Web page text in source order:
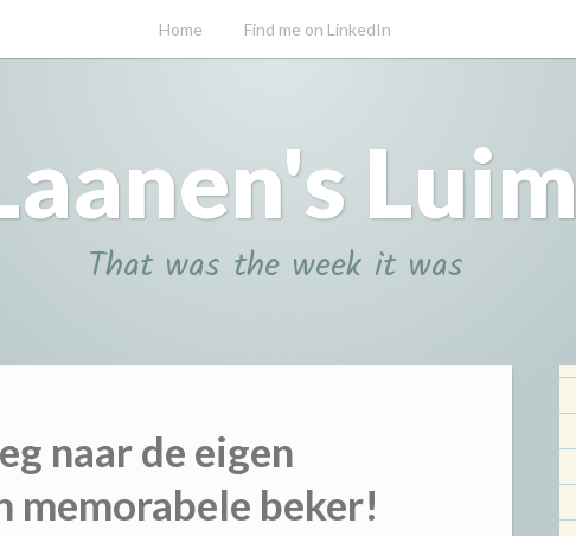
Home Find me on LinkedIn
Luim
That was the week it was
naar de eigen
memorabele beker!